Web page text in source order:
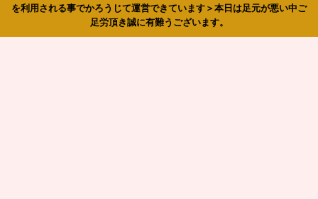
を利用される事でかろうじて運営できています＞本日は足元が悪い中ご
足労頂き誠に有難うございます。